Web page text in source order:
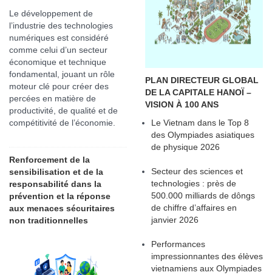
Le développement de
l’industrie des technologies
numériques est considéré
comme celui d’un secteur
économique et technique
fondamental, jouant un rôle
moteur clé pour créer des
percées en matière de
productivité, de qualité et de
compétitivité de l’économie.
Renforcement de la
sensibilisation et de la
responsabilité dans la
prévention et la réponse
aux menaces sécuritaires
non traditionnelles
PLAN DIRECTEUR GLOBAL
DE LA CAPITALE HANOÏ –
VISION À 100 ANS
Le Vietnam dans le Top 8
des Olympiades asiatiques
de physique 2026
Secteur des sciences et
technologies : près de
500.000 milliards de dôngs
de chiffre d’affaires en
janvier 2026
Performances
impressionnantes des élèves
vietnamiens aux Olympiades